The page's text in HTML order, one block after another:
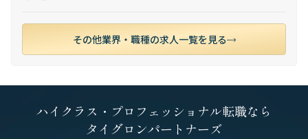
その他業界・職種の求人一覧を見る
ハイクラス・プロフェッショナル転職なら
タイグロンパートナーズ